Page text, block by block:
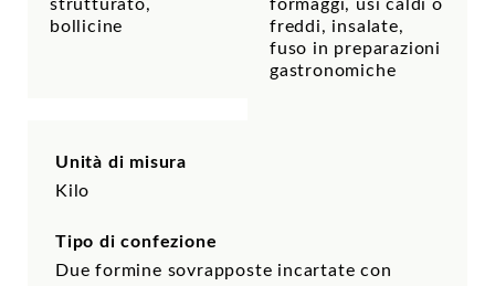
formaggi, usi caldi o
freddi, insalate,
fuso in preparazioni
gastronomiche
strutturato,
bollicine
Unità di misura
Kilo
Tipo di confezione
Due formine sovrapposte incartate con